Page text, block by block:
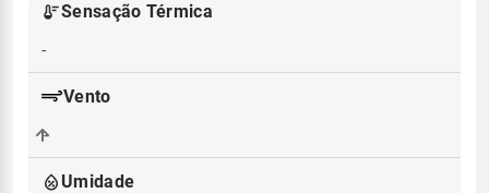
Sensação Térmica
-
Vento
-
Umidade